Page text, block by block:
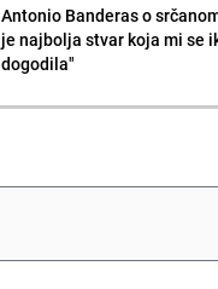
Antonio Banderas o
je najbolja stvar koja mi se
dogodila"